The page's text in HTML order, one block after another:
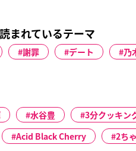
まれているテーマ
謝罪 デート 乃
水谷豊 3分クッキン
Acid Black Cherry 2ち